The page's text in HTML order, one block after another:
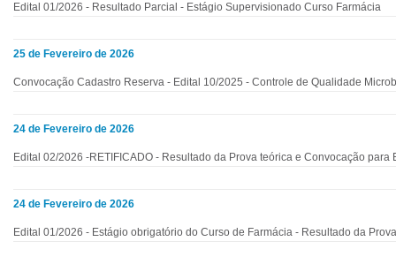
Edital 01/2026 - Resultado Parcial - Estágio Supervisionado Curso Farmácia
25 de Fevereiro de 2026
Convocação Cadastro Reserva - Edital 10/2025 - Controle de Qualidade
24 de Fevereiro de 2026
Edital 02/2026 -RETIFICADO - Resultado da Prova teórica e Convocação
24 de Fevereiro de 2026
Edital 01/2026 - Estágio obrigatório do Curso de Farmácia - Resultado da